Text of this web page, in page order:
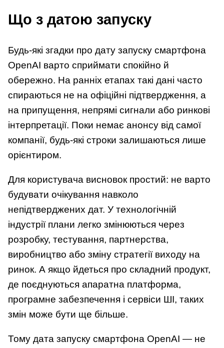
Що з датою запуску
Будь-які згадки про дату запуску смартфона
OpenAI варто сприймати спокійно й
обережно. На ранніх етапах такі дані часто
спираються не на офіційні підтвердження, а
на припущення, непрямі сигнали або ринкові
інтерпретації. Поки немає анонсу від самої
компанії, будь-які строки залишаються лише
орієнтиром.
Для користувача висновок простий: не варто
будувати очікування навколо
непідтверджених дат. У технологічній
індустрії плани легко змінюються через
розробку, тестування, партнерства,
виробництво або зміну стратегії виходу на
ринок. А якщо йдеться про складний продукт,
де поєднуються апаратна платформа,
програмне забезпечення і сервіси ШІ, таких
змін може бути ще більше.
Тому дата запуску смартфона OpenAI — не